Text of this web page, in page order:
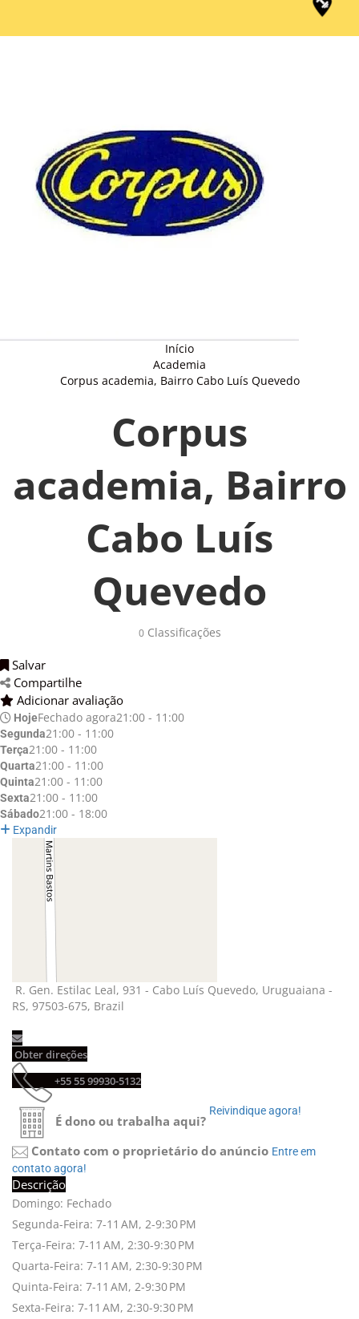
Início
Academia
Corpus academia, Bairro Cabo Luís Quevedo
Corpus
academia, Bairro
Cabo Luís
Quevedo
0Classificações
Salvar
Compartilhe
Adicionar avaliação
HojeFechado agora21:00 - 11:00
Segunda21:00 - 11:00
Terça21:00 - 11:00
Quarta21:00 - 11:00
Quinta21:00 - 11:00
Sexta21:00 - 11:00
Sábado21:00 - 18:00
Expandir
R. Gen. Estilac Leal, 931 - Cabo Luís Quevedo, Uruguaiana -
RS, 97503-675, Brazil
Obter direções
+55 55 99930-5132
É dono ou trabalha aqui?
Reivindique agora!
Contato com o proprietário do anúncio Entre em
contato agora!
Descrição
Domingo: Fechado
Segunda-Feira: 7-11 AM, 2-9:30 PM
Terça-Feira: 7-11 AM, 2:30-9:30 PM
Quarta-Feira: 7-11 AM, 2:30-9:30 PM
Quinta-Feira: 7-11 AM, 2-9:30 PM
Sexta-Feira: 7-11 AM, 2:30-9:30 PM